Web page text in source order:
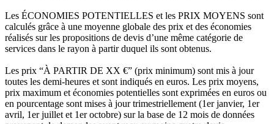
Les ÉCONOMIES POTENTIELLES et les PRIX MOYENS sont
calculés grâce à une moyenne globale des prix et des économies
réalisés sur les propositions de devis d’une même catégorie de
services dans le rayon à partir duquel ils sont obtenus.
Les prix “À PARTIR DE XX €” (prix minimum) sont mis à jour
toutes les demi-heures et sont indiqués en euros. Les prix moyens,
prix maximum et économies potentielles sont exprimées en euros ou
en pourcentage sont mises à jour trimestriellement (1er janvier, 1er
avril, 1er juillet et 1er octobre) sur la base de 12 mois de données